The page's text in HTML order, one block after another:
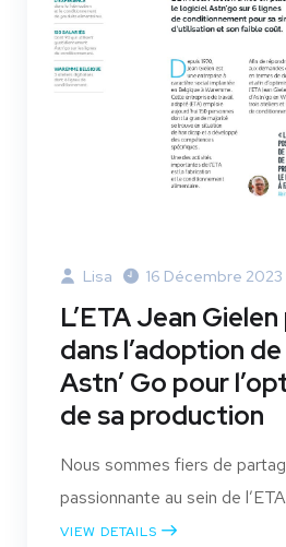
Lisa 16 Décembre 2023
L’ETA Jean
dans l’adoption
Astn’ Go pour
de sa production
Nous sommes fiers de
passionnante au sein de
VIEW DETAILS